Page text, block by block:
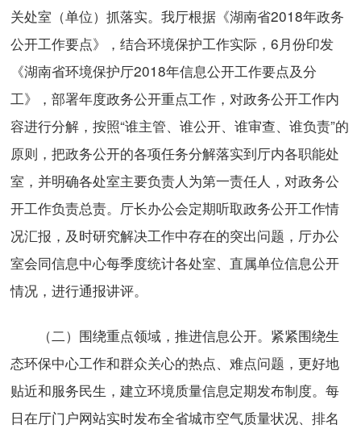
关处室（单位）抓落实。我厅根据《湖南省2018年政务
公开工作要点》，结合环境保护工作实际，6月份印发
《湖南省环境保护厅2018年信息公开工作要点及分
工》，部署年度政务公开重点工作，对政务公开工作内
容进行分解，按照“谁主管、谁公开、谁审查、谁负责”的
原则，把政务公开的各项任务分解落实到厅内各职能处
室，并明确各处室主要负责人为第一责任人，对政务公
开工作负责总责。厅长办公会定期听取政务公开工作情
况汇报，及时研究解决工作中存在的突出问题，厅办公
室会同信息中心每季度统计各处室、直属单位信息公开
情况，进行通报讲评。
（二）围绕重点领域，推进信息公开。紧紧围绕生
态环保中心工作和群众关心的热点、难点问题，更好地
贴近和服务民生，建立环境质量信息定期发布制度。每
日在厅门户网站实时发布全省城市空气质量状况、排名